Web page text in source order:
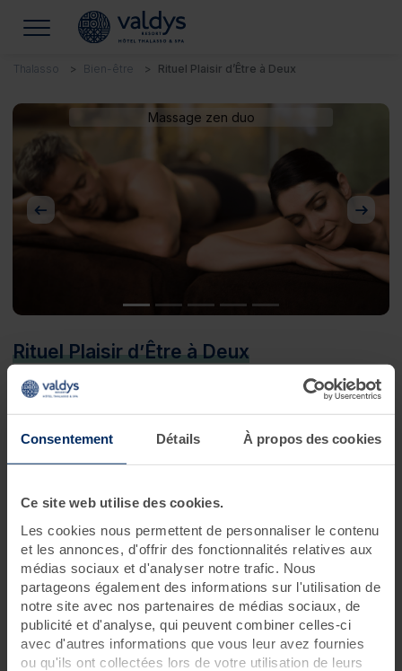
Consentement Détails À propos des cookies
Ce site web utilise des cookies.
Les cookies nous permettent de personnaliser le contenu
et les annonces, d'offrir des fonctionnalités relatives aux
médias sociaux et d'analyser notre trafic. Nous
partageons également des informations sur l'utilisation de
notre site avec nos partenaires de médias sociaux, de
publicité et d'analyse, qui peuvent combiner celles-ci
avec d'autres informations que vous leur avez fournies
ou qu'ils ont collectées lors de votre utilisation de leurs
Thalasso Bien-être Rituel Plaisir d’Être à Deux
Massage zen duo
Précédent
Rituel Plaisir d’Être à Deux
Besoin d'un moment bien-être à 2 ?
1 jour • 3 soins
Cerituel détente en couple,proposé parThalasso
pour vous créer de nouveaux souvenirs en toutes
Durant cette
journée créée spécialement pour deux
personnes, les soins sont pratiqués en duo.
Besoin d'un moment bien-être à 2 ? La magie duspa en
coupledans toute sa splendeur ! Cette cure bien-être
est un
instant privilégié à vivre à en duo, pour lâcher prise et se
laisser transporter vers la voie de la détente absolue. Le
détente en coupleest possible tous les jours.